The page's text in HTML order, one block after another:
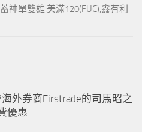
神單雙雄:美滿120(FUC),鑫有利
外券商Firstrade的司馬昭之
優惠